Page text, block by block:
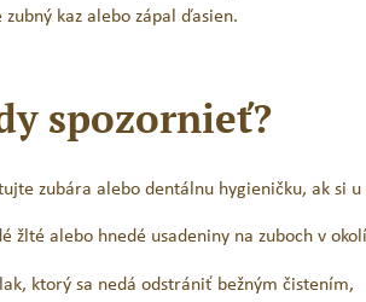
zubný kaz alebo zápal ďasien.
spozornieť?
zubára alebo dentálnu hygieničku, ak si
žlté alebo hnedé usadeniny na zuboch v
ktorý sa nedá odstrániť bežným čistením,